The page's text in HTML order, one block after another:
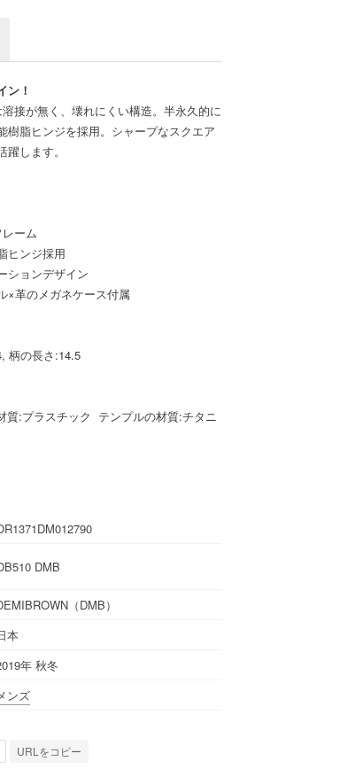
ン！
接が無く、壊れにくい構造。半永久的に
脂ヒンジを採用。シャープなスクエア
します。
ーム
ヒンジ採用
ションデザイン
×革のメガネケース付属
柄の長さ:14.5
:プラスチック テンプルの材質:チタニ
DMB
（DMB）
本
年 秋冬
ンズ
URLをコピー